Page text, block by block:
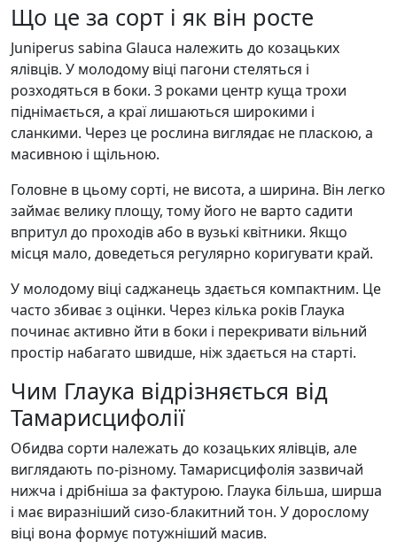
Що це за сорт і як він росте
Juniperus sabina Glauca належить до козацьких
ялівців. У молодому віці пагони стеляться і
розходяться в боки. З роками центр куща трохи
піднімається, а краї лишаються широкими і
сланкими. Через це рослина виглядає не пласкою, а
масивною і щільною.
Головне в цьому сорті, не висота, а ширина. Він легко
займає велику площу, тому його не варто садити
впритул до проходів або в вузькі квітники. Якщо
місця мало, доведеться регулярно коригувати край.
У молодому віці саджанець здається компактним. Це
часто збиває з оцінки. Через кілька років Глаука
починає активно йти в боки і перекривати вільний
простір набагато швидше, ніж здається на старті.
Чим Глаука відрізняється від
Тамарисцифолії
Обидва сорти належать до козацьких ялівців, але
виглядають по-різному. Тамарисцифолія зазвичай
нижча і дрібніша за фактурою. Глаука більша, ширша
і має виразніший сизо-блакитний тон. У дорослому
віці вона формує потужніший масив.